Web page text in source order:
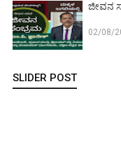
ಜೀವನ
02/08/
SLIDER POST